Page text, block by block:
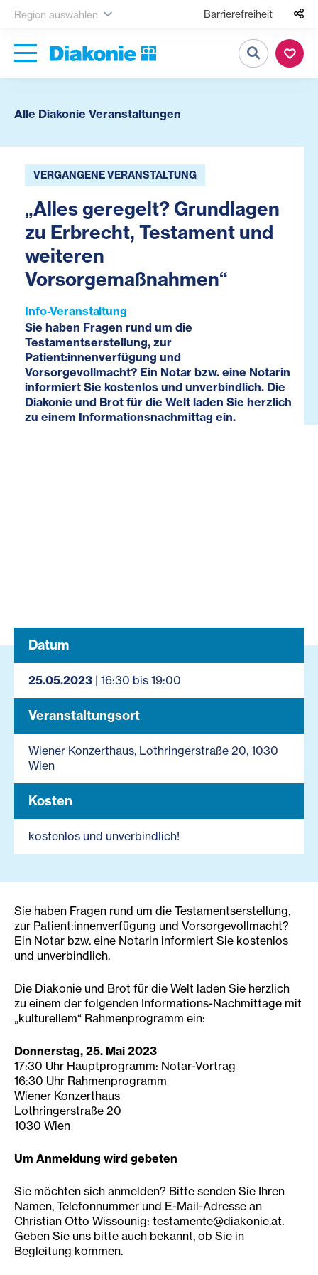
Region auswählen Barrierefreiheit
Suche
Alle Diakonie Veranstaltungen
VERGANGENE VERANSTALTUNG
„Alles geregelt? Grundlagen
zu Erbrecht, Testament und
weiteren
Vorsorgemaßnahmen“
Info-Veranstaltung
Sie haben Fragen rund um die
Testamentserstellung, zur
Patient:innenverfügung und
Vorsorgevollmacht? Ein Notar bzw. eine Notarin
informiert Sie kostenlos und unverbindlich. Die
Diakonie und Brot für die Welt laden Sie herzlich
zu einem Informationsnachmittag ein.
Datum
25.05.2023 | 16:30 bis 19:00
Veranstaltungsort
Wiener Konzerthaus, Lothringerstraße 20, 1030
Wien
Kosten
kostenlos und unverbindlich!
Sie haben Fragen rund um die Testamentserstellung,
zur Patient:innenverfügung und Vorsorgevollmacht?
Ein Notar bzw. eine Notarin informiert Sie kostenlos
und unverbindlich.
Die Diakonie und Brot für die Welt laden Sie herzlich
zu einem der folgenden Informations-Nachmittage mit
„kulturellem“ Rahmenprogramm ein:
Donnerstag, 25. Mai 2023
17:30 Uhr Hauptprogramm: Notar-Vortrag
16:30 Uhr Rahmenprogramm
Wiener Konzerthaus
Lothringerstraße 20
1030 Wien
Um Anmeldung wird gebeten
Sie möchten sich anmelden? Bitte senden Sie Ihren
Namen, Telefonnummer und E-Mail-Adresse an
Christian Otto Wissounig: testamente@diakonie.at.
Geben Sie uns bitte auch bekannt, ob Sie in
Begleitung kommen.